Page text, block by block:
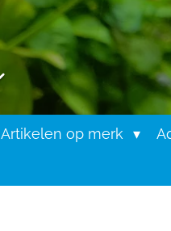
Artikelen op merk